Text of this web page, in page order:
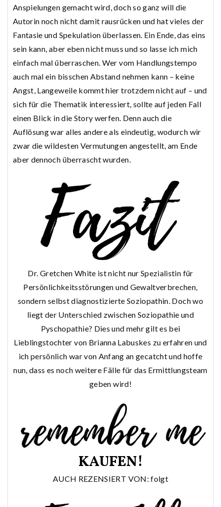
Anspielungen gemacht wird, doch so ganz will die
Autorin noch nicht damit rausrücken und hat vieles der
Fantasie und Spekulation überlassen. Ein Ende, das eins
sein kann, aber eben nicht muss und so lasse ich mich
einfach mal überraschen. Wer vom Handlungstempo
auch mal ein bisschen Abstand nehmen kann – keine
Angst, Langeweile kommt hier trotzdem nicht auf – und
sich für die Thematik interessiert, sollte auf jeden Fall
einen Blick in die Story werfen. Denn auch die
Auflösung war alles andere als eindeutig, wodurch wir
zwar die wildesten Vermutungen angestellt, am Ende
aber dennoch überrascht wurden.
Dr. Gretchen White ist nicht nur Spezialistin für
Persönlichkeitsstörungen und Gewaltverbrechen,
sondern selbst diagnostizierte Soziopathin. Doch wo
liegt der Unterschied zwischen Soziopathie und
Pyschopathie? Dies und mehr gilt es bei
Lieblingstochter von Brianna Labuskes zu erfahren und
ich persönlich war von Anfang an gecatcht und hoffe
nun, dass es noch weitere Fälle für das Ermittlungsteam
geben wird!
KAUFEN!
AUCH REZENSIERT VON: folgt